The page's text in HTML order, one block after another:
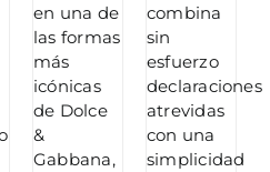
en una de
las formas
más
icónicas
de Dolce
&
Gabbana,
combina
sin
esfuerzo
declaraciones
atrevidas
con una
simplicidad